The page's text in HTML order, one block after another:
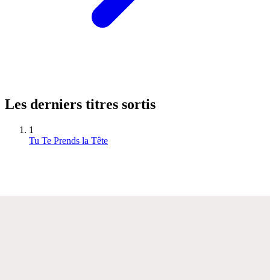
Les derniers titres sortis
1
Tu Te Prends la Tête